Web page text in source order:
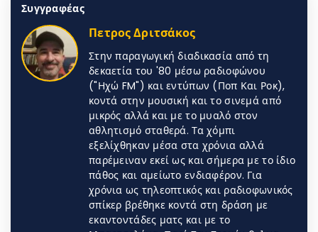
Συγγραφέας
Πετρος Δριτσάκος
Στην παραγωγική διαδικασία από τη
δεκαετία του '80 μέσω ραδιοφώνου
("Ηχώ FM") και εντύπων (Ποπ Και Ροκ),
κοντά στην μουσική και το σινεμά από
μικρός αλλά και με το μυαλό στον
αθλητισμό σταθερά. Τα χόμπι
εξελίχθηκαν μέσα στα χρόνια αλλά
παρέμειναν εκεί ως και σήμερα με το ίδιο
πάθος και αμείωτο ενδιαφέρον. Για
χρόνια ως τηλεοπτικός και ραδιοφωνικός
σπίκερ βρέθηκε κοντά στη δράση με
εκαντοντάδες ματς και με το